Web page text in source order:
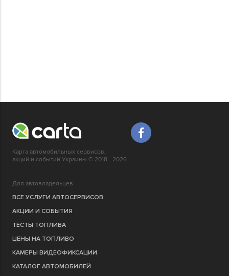
Карта автомобильных сервисов,
акций и событий Украины © 2018 - 2026
Для автовладельцев
ВСЕ УСЛУГИ АВТОСЕРВИСОВ
АКЦИИ И СОБЫТИЯ
ТЕСТЫ ТОПЛИВА
ЦЕНЫ НА ТОПЛИВО
КАМЕРЫ ВИДЕОФИКСАЦИИ
КАТАЛОГ АВТОМОБИЛЕЙ